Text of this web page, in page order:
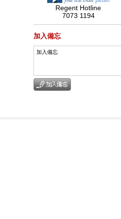
Regent Hotline
7073 1194
加入備忘
加入備忘